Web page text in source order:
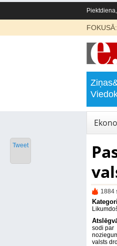
FOKUSĀ:
Labklājības ministrija rosina reformēt
un būtiski uzlabot vecāku pabalstu
1884
sodi par
valsts
Tweet